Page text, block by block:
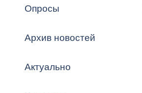
Опросы
Архив новостей
Актуально